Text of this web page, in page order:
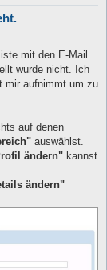
mit den E-Mail
wurde nicht. Ich
mir aufnimmt um zu
auf denen
auswählst.
ändern" kannst
ändern"